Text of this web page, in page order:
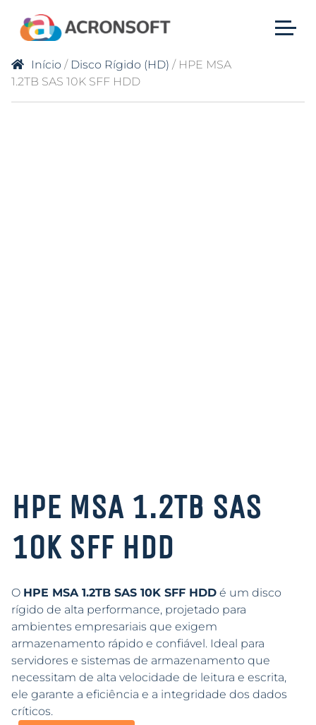
Início / Disco Rígido (HD) / HPE MSA
1.2TB SAS 10K SFF HDD
HPE MSA 1.2TB SAS
10K SFF HDD
O HPE MSA 1.2TB SAS 10K SFF HDD é um disco
rígido de alta performance, projetado para
ambientes empresariais que exigem
armazenamento rápido e confiável. Ideal para
servidores e sistemas de armazenamento que
necessitam de alta velocidade de leitura e escrita,
ele garante a eficiência e a integridade dos dados
críticos.